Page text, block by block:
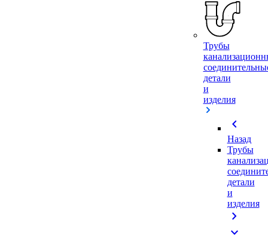
Трубы
детали
и
изделия
chevron_left
Назад
Трубы
детали
и
изделия
chevron_right
expand_more